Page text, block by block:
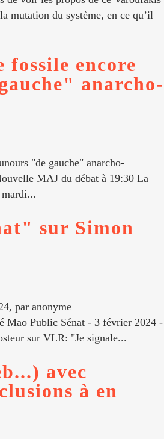
mutation du système, en ce qu’il
fossile encore
anarcho-
"de gauche" anarcho-
MAJ du débat à 19:30 La
mardi...
sur Simon
par anonyme
Mao Public Sénat - 3 février 2024 -
sur VLR: "Je signale...
avec
à en